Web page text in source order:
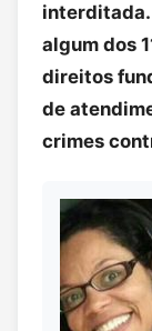
interditada.
algum dos
direitos
de
crimes